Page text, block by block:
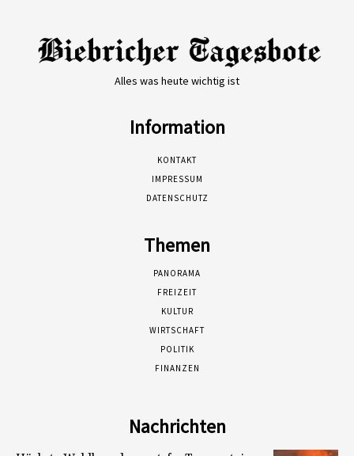
Alles was heute wichtig ist
Information
KONTAKT
IMPRESSUM
DATENSCHUTZ
Themen
PANORAMA
FREIZEIT
KULTUR
WIRTSCHAFT
POLITIK
FINANZEN
Nachrichten